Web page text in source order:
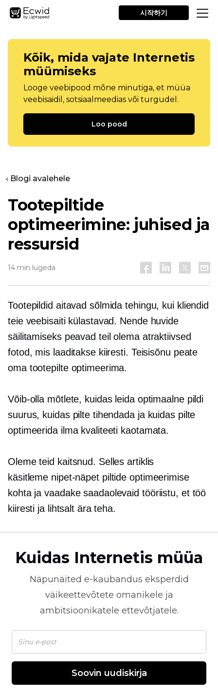
시작하기
Kõik, mida vajate Internetis
müümiseks
Looge veebipood mõne minutiga, et müüa
veebisaidil, sotsiaalmeedias või turgudel.
Loo pood
‹ Blogi avalehele
Tootepiltide
optimeerimine: juhised ja
ressursid
14 min lugeda
Tootepildid aitavad sõlmida tehingu, kui kliendid
teie veebisaiti külastavad. Nende huvide
säilitamiseks peavad teil olema atraktiivsed
fotod, mis laaditakse kiiresti. Teisisõnu peate
oma tootepilte optimeerima.
Võib-olla mõtlete, kuidas leida optimaalne pildi
suurus, kuidas pilte tihendada ja kuidas pilte
optimeerida ilma kvaliteeti kaotamata.
Oleme teid kaitsnud. Selles artiklis
käsitleme nipet-näpetpiltide optimeerimise
kohta ja vaadake saadaolevaid tööriistu, et töö
kiiresti ja lihtsalt ära teha.
Kuidas Internetis müüa
Näpunäited e-kaubandus eksperdid
väikeettevõtete omanikele ja
ambitsioonikatele ettevõtjatele.
Soovin uudiskirja